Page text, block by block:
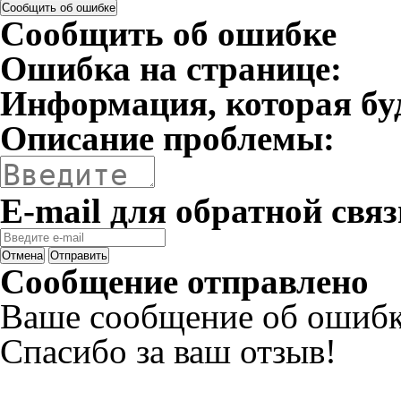
Сообщить об ошибке
Сообщить об ошибке
Ошибка на странице:
Информация, которая
Описание проблемы:
E-mail для обратной
Отмена Отправить
Сообщение отправлено
Ваше сообщение об
Спасибо за ваш отзыв!